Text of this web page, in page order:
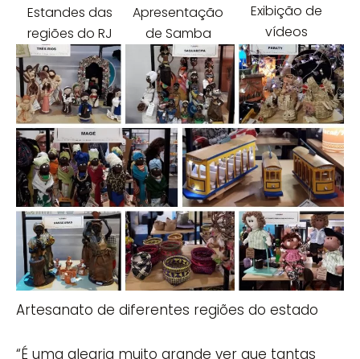
Estandes das
regiões do RJ
Apresentação
de Samba
Exibição de
vídeos
Artesanato de diferentes regiões do estado
“É uma alegria muito grande ver que tantas